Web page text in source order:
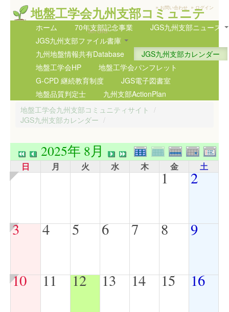
地盤工学会九州支部コミュニテ
ィサイト
5th GIG
» お問い合わせ » ログイン
ホーム 70年支部記念事業
JGS九州支部ニュース
JGS九州支部ファイル書庫
九州地盤情報共有Database
JGS九州支部カレンダー
地盤工学会HP
地盤工学会パンフレット
G-CPD 継続教育制度
JGS電子図書室
地盤品質判定士
九州支部ActionPlan
地盤工学会九州支部コミュニティサイト /
JGS九州支部カレンダー /
2025年 8月
日 月 火 水 木 金 土
1 2
3 4 5 6 7 8 9
10 11 12 13 14 15 16